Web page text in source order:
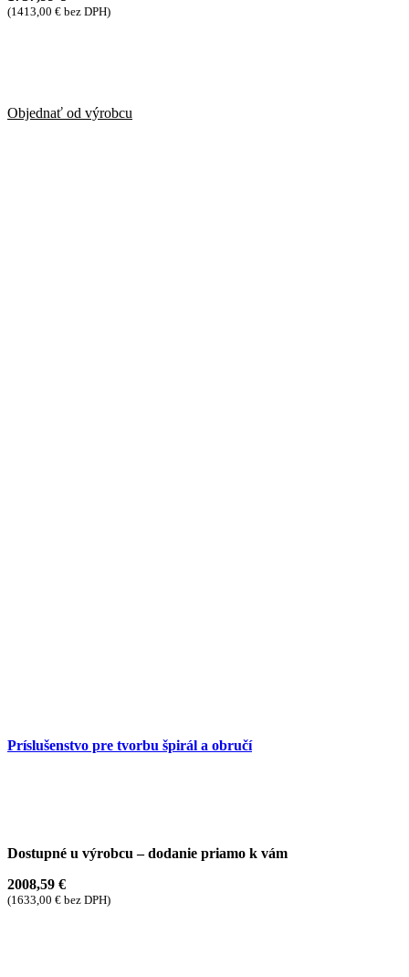
(1413,00 € bez DPH)
Objednať od výrobcu
Príslušenstvo pre tvorbu špirál a obručí
Dostupné u výrobcu – dodanie priamo k vám
2008,59 €
(1633,00 € bez DPH)